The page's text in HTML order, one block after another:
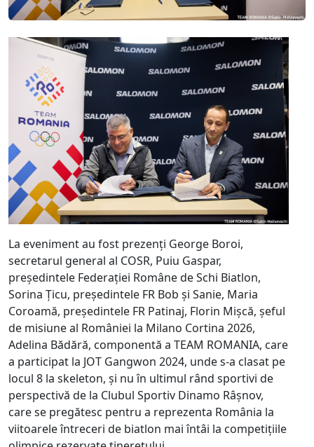
La eveniment au fost prezenți George Boroi,
secretarul general al COSR, Puiu Gaspar,
președintele Federației Române de Schi Biatlon,
Sorina Țicu, președintele FR Bob și Sanie, Maria
Coroamă, președintele FR Patinaj, Florin Mișcă, șeful
de misiune al României la Milano Cortina 2026,
Adelina Bădără, componentă a TEAM ROMANIA, care
a participat la JOT Gangwon 2024, unde s-a clasat pe
locul 8 la skeleton, și nu în ultimul rând sportivi de
perspectivă de la Clubul Sportiv Dinamo Râșnov,
care se pregătesc pentru a reprezenta România la
viitoarele întreceri de biatlon mai întâi la competițiile